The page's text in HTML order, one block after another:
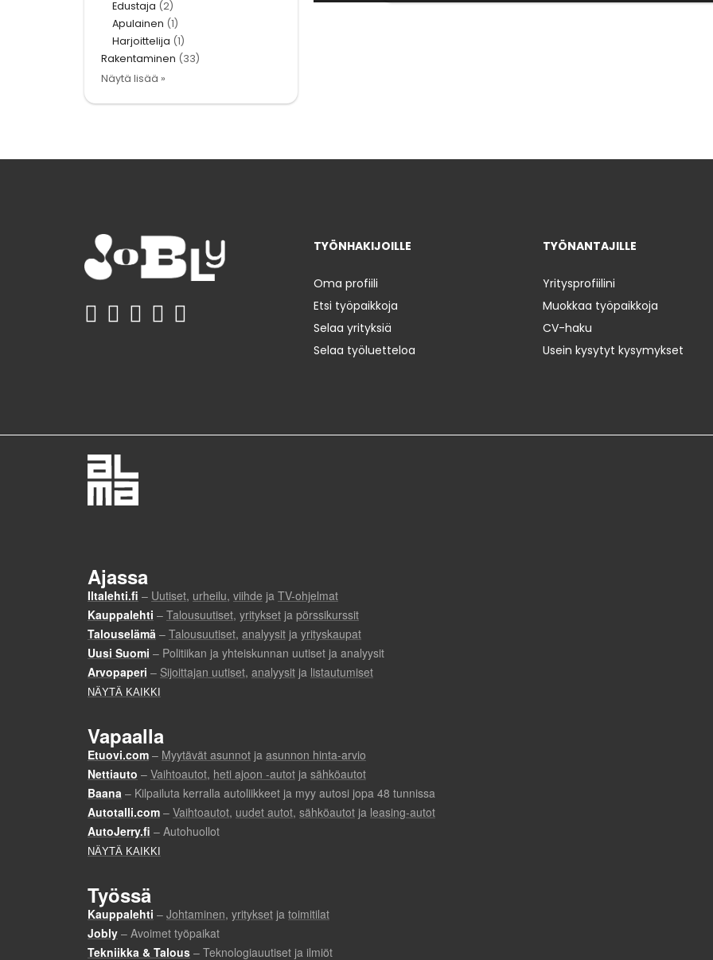
Edustaja (2)
Apulainen (1)
Harjoittelija (1)
Rakentaminen (33)
Näytä lisää »
TYÖNHAKIJOILLE
Oma profiili
Etsi työpaikkoja
Selaa yrityksiä
Selaa työluetteloa
TYÖNANTAJILLE
Yritysprofiilini
Muokkaa työpaikkoja
CV-haku
Usein kysytyt kysymykset